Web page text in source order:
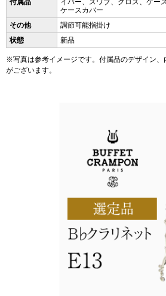
付属品
イバー、スワブ、クロス、ケー
ケースカバー
その他
調節可能指掛け
状態
新品
※写真は参考イメージです。付属品のデザイン
がございます。